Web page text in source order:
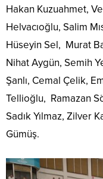
Hakan Kuzuahmet,
Helvacıoğlu, Salim
Hüseyin Sel, Murat
Nihat Aygün, Semih
Şanlı, Cemal Çelik,
Tellioğlu, Ramazan
Sadık Yılmaz, Zilver
Gümüş.